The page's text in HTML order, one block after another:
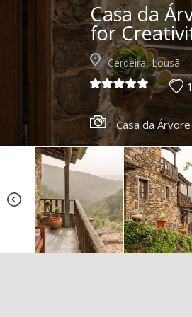
Casa da
for
Cerdeira, Lousã
Casa da